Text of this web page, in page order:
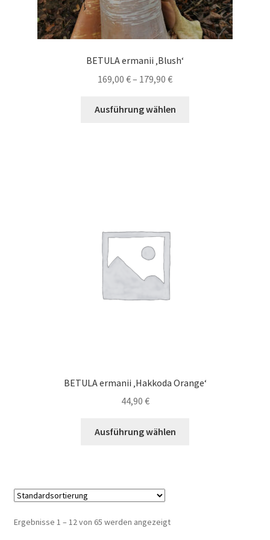
BETULA ermanii ‚Blush‘
169,00 €– 179,90 €Preisspanne:
bis
Ausführung wählen
BETULA ermanii ‚Hakkoda Orange‘
44,90 €
Ausführung wählen
Ergebnisse 1 – 12 von 65 werden angezeigt